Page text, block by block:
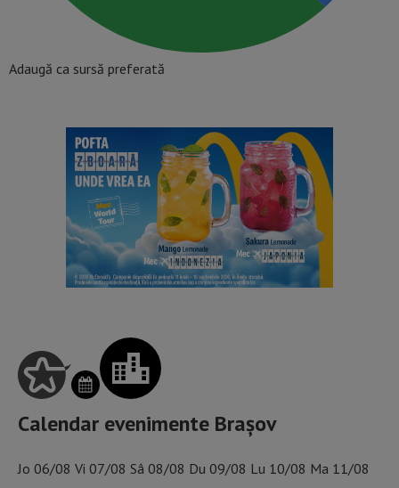
Adaugă ca sursă preferată
Calendar evenimente Brașov
Jo 06/08 Vi 07/08 Sâ 08/08 Du 09/08 Lu 10/08 Ma 11/08